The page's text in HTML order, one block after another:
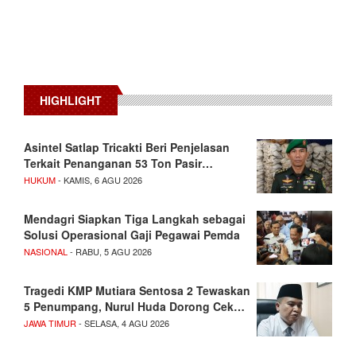
HIGHLIGHT
Asintel Satlap Tricakti Beri Penjelasan
Terkait Penanganan 53 Ton Pasir…
HUKUM- KAMIS, 6 AGU 2026
Mendagri Siapkan Tiga Langkah sebagai
Solusi Operasional Gaji Pegawai Pemda
NASIONAL - RABU, 5 AGU 2026
Tragedi KMP Mutiara Sentosa 2 Tewaskan
5 Penumpang, Nurul Huda Dorong Cek…
JAWA TIMUR - SELASA, 4 AGU 2026